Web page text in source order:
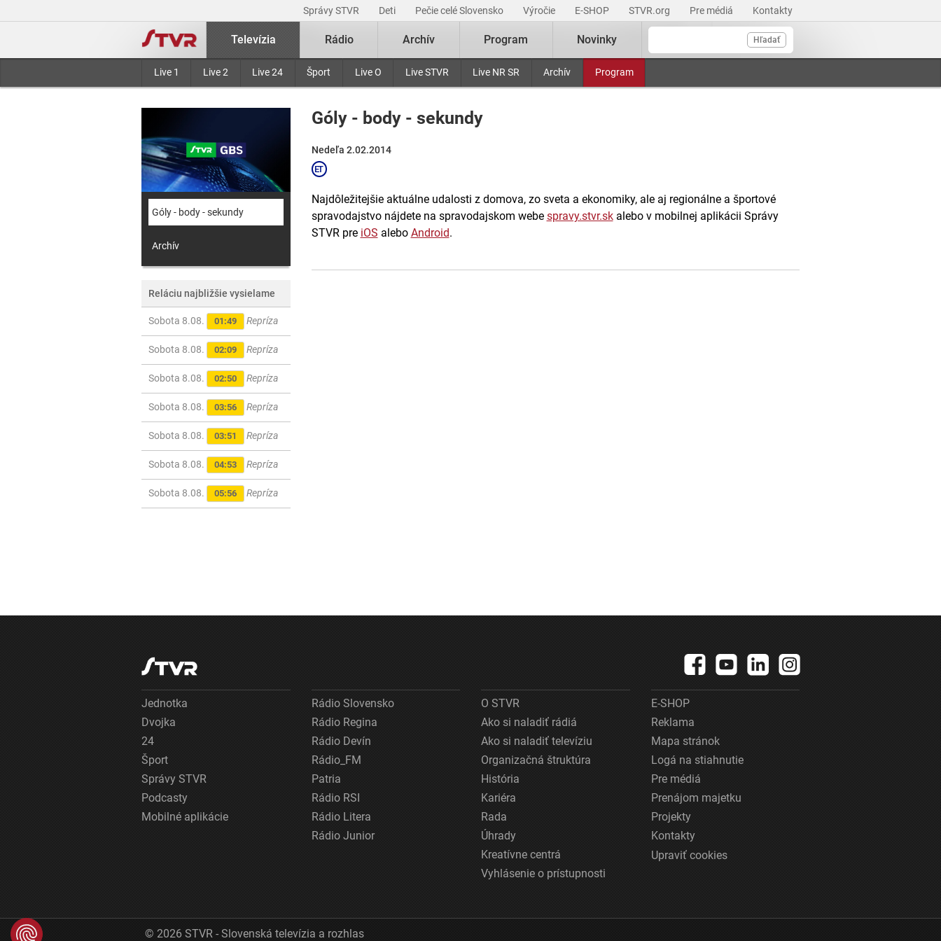
Správy STVR Deti Pečie celé Slovensko Výročie E-SHOP STVR.org Pre médiá Kontakty
Hľadať
Televízia
Live 1 Live 2 Live 24 Šport Live O Live STVR Live NR SR Archív Program
Rádio Archív Program Novinky
Góly - body - sekundy
Archív
Reláciu najbližšie vysielame
Sobota 8.08. 01:49 Repríza
Sobota 8.08. 02:09 Repríza
Sobota 8.08. 02:50 Repríza
Sobota 8.08. 03:56 Repríza
Sobota 8.08. 03:51 Repríza
Sobota 8.08. 04:53 Repríza
Sobota 8.08. 05:56 Repríza
Góly - body - sekundy
Nedeľa 2.02.2014
Najdôležitejšie aktuálne udalosti z domova, zo sveta a ekonomiky, ale aj regionálne a športové
spravodajstvo nájdete na spravodajskom webe spravy.stvr.skalebo v mobilnej aplikácii Správy
STVR pre iOS alebo Android.
Jednotka
Dvojka
24
Šport
Správy STVR
Podcasty
Mobilné aplikácie
Rádio Slovensko
Rádio Regina
Rádio Devín
Rádio_FM
Patria
Rádio RSI
Rádio Litera
Rádio Junior
O STVR
Ako si naladiť rádiá
Ako si naladiť televíziu
Organizačná štruktúra
História
Kariéra
Rada
Úhrady
Kreatívne centrá
Vyhlásenie o prístupnosti
E-SHOP
Reklama
Mapa stránok
Logá na stiahnutie
Pre médiá
Prenájom majetku
Projekty
Kontakty
Upraviť cookies
© 2026 STVR - Slovenská televízia a rozhlas